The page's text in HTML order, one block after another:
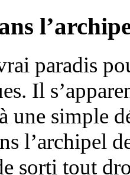
paradis
Il
une simple
l’archipel
sorti tout